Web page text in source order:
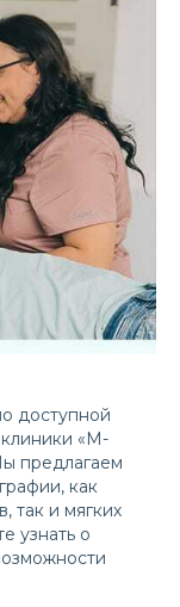
доступной
«М-
предлагаем
как
так и мягких
узнать о